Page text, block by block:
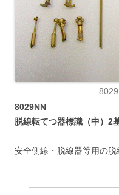
8029NN
脱線転てつ器標識（中）
安全側線・脱線器等用の脱